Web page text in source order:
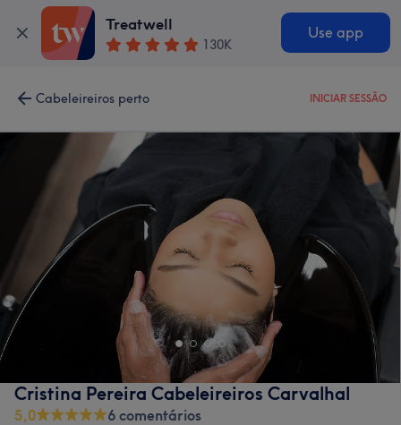
Treatwell
130K
Use app
Cabeleireiros perto INICIAR SESSÃO
Cristina Pereira Cabeleireiros Carvalhal
5,0
6 comentários